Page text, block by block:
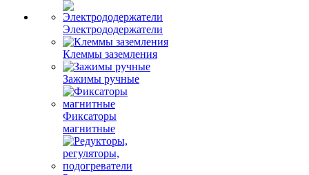
Электрододержатели
Клеммы заземления
Зажимы ручные
Фиксаторы
магнитные